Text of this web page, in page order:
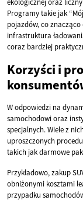
Programy takie jak
pojazdów, co
infrastruktura
coraz bardziej
Korzyści i
W odpowiedzi na
samochodowi oraz
specjalnych. Wiele z
uproszczonych
takich jak darmowe
Przykładowo, zakup
obniżonymi kosztami
przypadku